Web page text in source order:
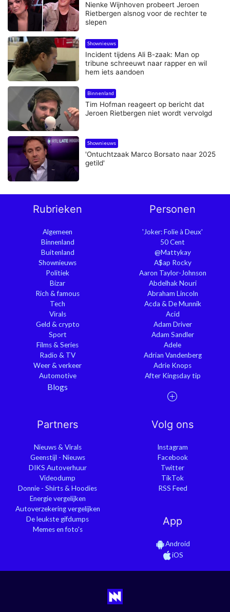
Nienke Wijnhoven probeert Jeroen
Rietbergen alsnog voor de rechter te
slepen
Shownieuws
Incident tijdens Ali B-zaak: Man op
tribune schreeuwt naar rapper en wil
hem iets aandoen
Binnenland
Tim Hofman reageert op bericht dat
Jeroen Rietbergen niet wordt vervolgd
Shownieuws
'Ontuchtzaak Marco Borsato naar 2025
getild'
Rubrieken
Algemeen
Binnenland
Buitenland
Shownieuws
Politiek
Bizar
Rich & famous
Tech
Virals
Geld & crypto
Sport
Films & Series
Radio & TV
Weer & verkeer
Automotive
Blogs
Personen
'Joker: Folie à Deux'
50 Cent
@Mattykay
A$ap Rocky
Aaron Taylor-Johnson
Abdelhak Nouri
Abraham Lincoln
Acda & De Munnik
Acid
Adam Driver
Adam Sandler
Adele
Adrian Vandenberg
Adrie Knops
After Kingsday tip
Partners
Nieuws & Virals
Geenstijl - Nieuws
DIKS Autoverhuur
Videodump
Donnie - Shirts & Hoodies
Energie vergelijken
Autoverzekering vergelijken
De leukste gifdumps
Memes en foto's
Volg ons
Instagram
Facebook
Twitter
TikTok
RSS Feed
App
Android
iOS